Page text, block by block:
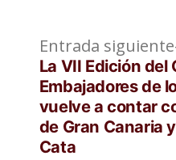
de
entradas
Entrada siguiente
La VII Edición del
Embajadores de
vuelve a contar
de Gran Canaria
Cata